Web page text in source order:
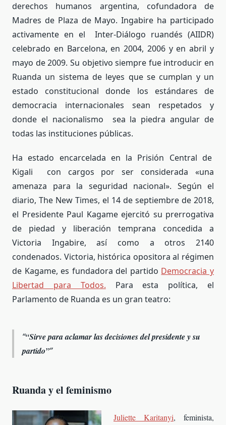
derechos humanos argentina, cofundadora de
Madres de Plaza de Mayo. Ingabire ha participado
activamente en el Inter-Diálogo ruandés (AIIDR)
celebrado en Barcelona, en 2004, 2006 y en abril y
mayo de 2009. Su objetivo siempre fue introducir en
Ruanda un sistema de leyes que se cumplan y un
estado constitucional donde los estándares de
democracia internacionales sean respetados y
donde el nacionalismo sea la piedra angular de
todas las instituciones públicas.
Ha estado encarcelada en la Prisión Central de
Kigali con cargos por ser considerada «una
amenaza para la seguridad nacional». Según el
diario, The New Times, el 14 de septiembre de 2018,
el Presidente Paul Kagame ejercitó su prerrogativa
de piedad y liberación temprana concedida a
Victoria Ingabire, así como a otros 2140
condenados. Victoria, histórica opositora al régimen
de Kagame, es fundadora del partido Democracia y
Libertad para Todos. Para esta política, el
Parlamento de Ruanda es un gran teatro:
“Sirve para aclamar las decisiones del presidente y su
partido”
Ruanda y el feminismo
Juliette Karitanyi, feminista,